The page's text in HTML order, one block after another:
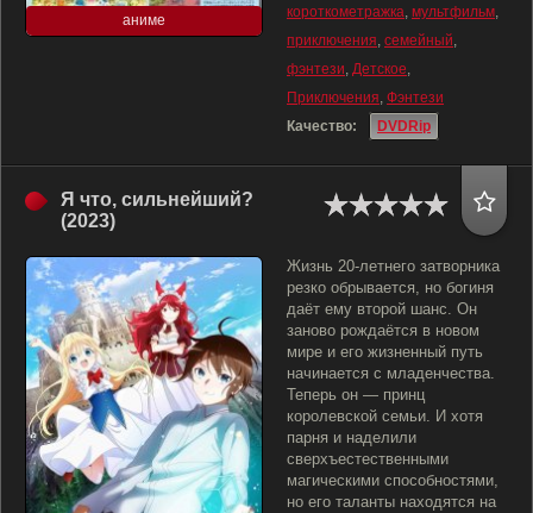
аниме
короткометражка, мультфильм,
приключения, семейный,
фэнтези, Детское,
Приключения, Фэнтези
Качество:
DVDRip
Я что, сильнейший?
(2023)
Жизнь 20-летнего затворника
резко обрывается, но богиня
даёт ему второй шанс. Он
заново рождаётся в новом
мире и его жизненный путь
начинается с младенчества.
Теперь он — принц
королевской семьи. И хотя
парня и наделили
сверхъестественными
магическими способностями,
но его таланты находятся на